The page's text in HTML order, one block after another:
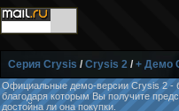
Серия Crysis /Crysis 2 /+ Демо
Официальные демо-версии Crysis 2 -
благодаря которым Вы получите
достойна ли она покупки.